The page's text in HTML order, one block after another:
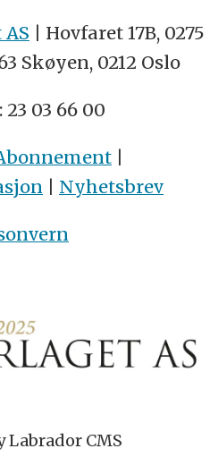
| Hovfaret 17B, 0275
Skøyen, 0212 Oslo
03 66 00
|
| Nyhetsbrev
Labrador CMS